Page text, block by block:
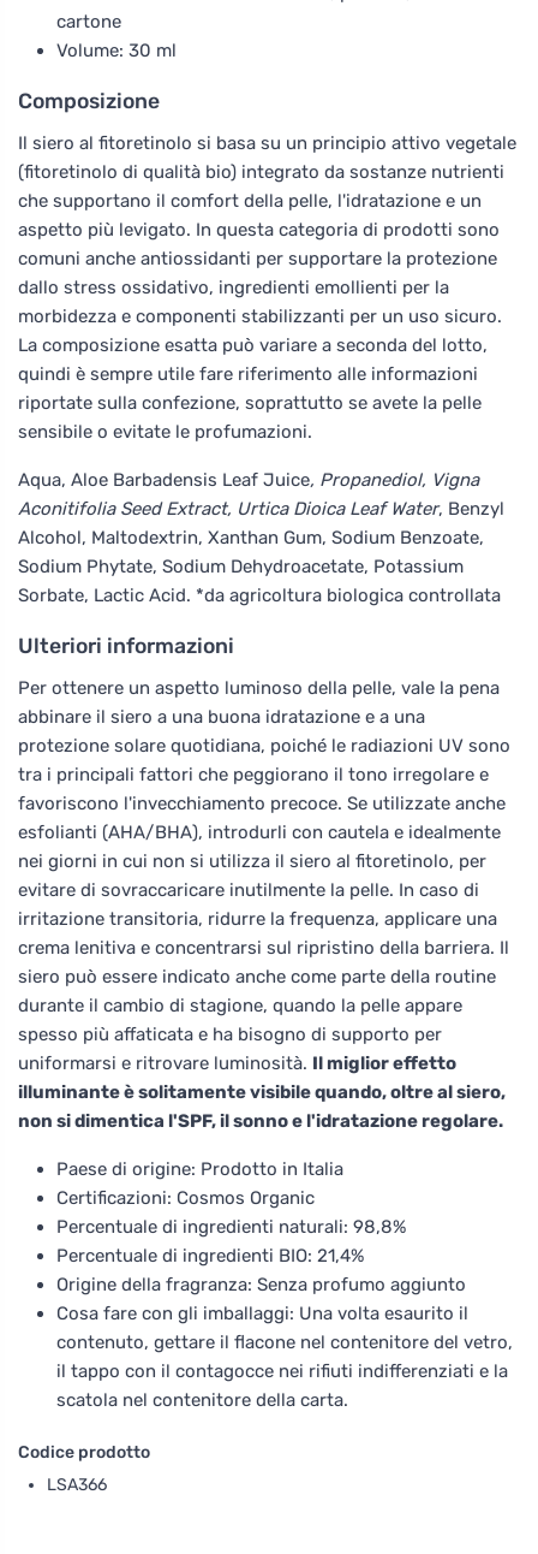
cartone
Volume: 30 ml
Composizione
Il siero al fitoretinolo si basa su un principio attivo vegetale
(fitoretinolo di qualità bio) integrato da sostanze nutrienti
che supportano il comfort della pelle, l'idratazione e un
aspetto più levigato. In questa categoria di prodotti sono
comuni anche antiossidanti per supportare la protezione
dallo stress ossidativo, ingredienti emollienti per la
morbidezza e componenti stabilizzanti per un uso sicuro.
La composizione esatta può variare a seconda del lotto,
quindi è sempre utile fare riferimento alle informazioni
riportate sulla confezione, soprattutto se avete la pelle
sensibile o evitate le profumazioni.
Aqua, Aloe Barbadensis Leaf Juice, Propanediol, Vigna
Aconitifolia Seed Extract, Urtica Dioica Leaf Water, Benzyl
Alcohol, Maltodextrin, Xanthan Gum, Sodium Benzoate,
Sodium Phytate, Sodium Dehydroacetate, Potassium
Sorbate, Lactic Acid. *da agricoltura biologica controllata
Ulteriori informazioni
Per ottenere un aspetto luminoso della pelle, vale la pena
abbinare il siero a una buona idratazione e a una
protezione solare quotidiana, poiché le radiazioni UV sono
tra i principali fattori che peggiorano il tono irregolare e
favoriscono l'invecchiamento precoce. Se utilizzate anche
esfolianti (AHA/BHA), introdurli con cautela e idealmente
nei giorni in cui non si utilizza il siero al fitoretinolo, per
evitare di sovraccaricare inutilmente la pelle. In caso di
irritazione transitoria, ridurre la frequenza, applicare una
crema lenitiva e concentrarsi sul ripristino della barriera. Il
siero può essere indicato anche come parte della routine
durante il cambio di stagione, quando la pelle appare
spesso più affaticata e ha bisogno di supporto per
uniformarsi e ritrovare luminosità. Il miglior effetto
illuminante è solitamente visibile quando, oltre al siero,
non si dimentica l'SPF, il sonno e l'idratazione regolare.
Paese di origine: Prodotto in Italia
Certificazioni: Cosmos Organic
Percentuale di ingredienti naturali: 98,8%
Percentuale di ingredienti BIO: 21,4%
Origine della fragranza: Senza profumo aggiunto
Cosa fare con gli imballaggi: Una volta esaurito il
contenuto, gettare il flacone nel contenitore del vetro,
il tappo con il contagocce nei rifiuti indifferenziati e la
scatola nel contenitore della carta.
Codice prodotto
LSA366